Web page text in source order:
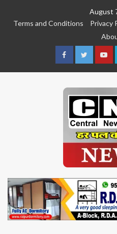
August
Terms and Conditions
Privacy
FacebookTwitter